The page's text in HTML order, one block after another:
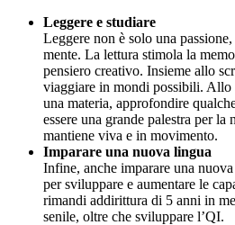
Leggere e studiare
Leggere non è solo una
mente. La lettura stimola la
pensiero creativo. Insieme allo
viaggiare in mondi possibili. Allo
una materia, approfondire
essere una grande palestra per la
mantiene viva e in movimento.
Imparare una nuova lingua
Infine, anche imparare una
per sviluppare e aumentare le
rimandi addirittura di 5 anni in
senile, oltre che sviluppare l’QI.